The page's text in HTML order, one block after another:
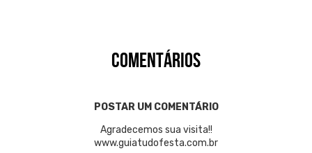
COMENTÁRIOS
POSTAR UM COMENTÁRIO
Agradecemos sua visita!!
www.guiatudofesta.com.br